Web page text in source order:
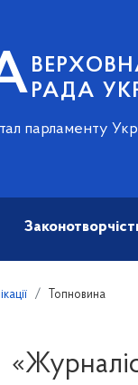
РАДА
парламенту
Топновина